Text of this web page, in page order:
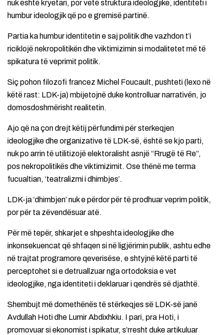
nuk është kryetari, por vetë struktura ideologjike, identiteti i
humbur ideologjik që po e gremisë partinë.
Partia ka humbur identitetin e saj politik dhe vazhdon t’i
riciklojë nekropolitikën dhe viktimizimin si modalitetet më të
spikatura të veprimit politik.
Siç pohon filozofi francez Michel Foucault, pushteti (lexo në
këtë rast: LDK-ja) mbijetojnë duke kontrolluar narrativën, jo
domosdoshmërisht realitetin.
Ajo që na çon drejt këtij përfundimi për sterkeqjen
ideologjike dhe organizative të LDK-së, është se kjo parti,
nuk po arrin të utilitizojë elektoralisht asnjë “Rrugë të Re”,
pos nekropolitikës dhe viktimizimit. Ose thënë me terma
fucualtian, ‘teatralizmi i dhimbjes’.
LDK-ja ‘dhimbjen’ nuk e përdor për të prodhuar veprim politik,
por për ta zëvendësuar atë.
Për më tepër, shkarjet e shpeshta ideologjike dhe
inkonsekuencat që shfaqen si në ligjërimin publik, ashtu edhe
në trajtat programore qeverisëse, e shtyjnë këtë parti të
perceptohet si e detruallzuar nga ortodoksia e vet
ideologjike, nga identiteti i deklaruar i qendrës së djathtë.
Shembujt më domethënës të stërkeqjes së LDK-së janë
Avdullah Hoti dhe Lumir Abdixhkiu. I pari, pra Hoti, i
promovuar si ekonomist i spikatur, s’rresht duke artikuluar